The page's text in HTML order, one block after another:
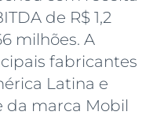
de R$ 1,2
milhões. A
fabricantes
Latina e
da marca Mobil